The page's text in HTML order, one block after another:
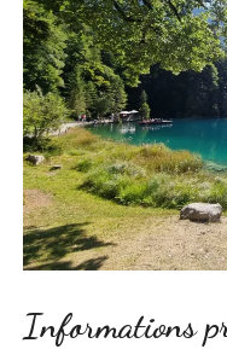
Informations